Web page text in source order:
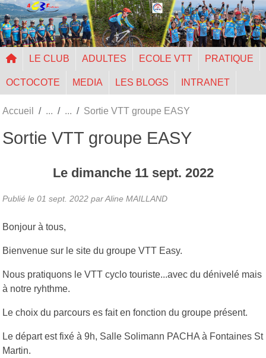
LE CLUB ADULTES ECOLE VTT PRATIQUE
OCTOCOTE MEDIA LES BLOGS INTRANET
Accueil Sortie VTT groupe EASY
Sortie VTT groupe EASY
Le dimanche 11 sept. 2022
Publié le 01 sept. 2022 par Aline MAILLAND
Bonjour à tous,
Bienvenue sur le site du groupe VTT Easy.
Nous pratiquons le VTT cyclo touriste...avec du dénivelé mais
à notre ryhthme.
Le choix du parcours es fait en fonction du groupe présent.
Le départ est fixé à 9h, Salle Solimann PACHA à Fontaines St
Martin.
Panneau de gestion des cookies